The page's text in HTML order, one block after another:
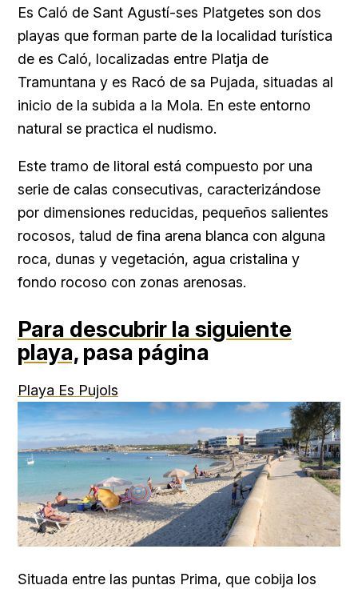
Es Caló de Sant Agustí-ses Platgetes son dos
playas que forman parte de la localidad turística
de es Caló, localizadas entre Platja de
Tramuntana y es Racó de sa Pujada, situadas al
inicio de la subida a la Mola. En este entorno
natural se practica el nudismo.
Este tramo de litoral está compuesto por una
serie de calas consecutivas, caracterizándose
por dimensiones reducidas, pequeños salientes
rocosos, talud de fina arena blanca con alguna
roca, dunas y vegetación, agua cristalina y
fondo rocoso con zonas arenosas.
Para descubrir la siguiente
playa, pasa página
Playa Es Pujols
Situada entre las puntas Prima, que cobija los